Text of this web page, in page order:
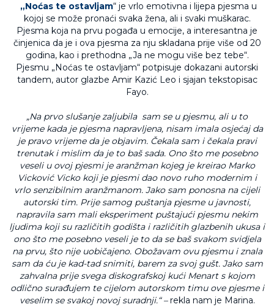
„Noćas te ostavljam“ je vrlo emotivna i lijepa pjesma u
kojoj se može pronaći svaka žena, ali i svaki muškarac.
Pjesma koja na prvu pogađa u emocije, a interesantna je
činjenica da je i ova pjesma za nju skladana prije više od 20
godina, kao i prethodna „Ja ne mogu više bez tebe“.
Pjesmu „Noćas te ostavljam“ potpisuje dokazani autorski
tandem, autor glazbe Amir Kazić Leo i sjajan tekstopisac
Fayo.
„Na prvo slušanje zaljubila sam se u pjesmu, ali u to
vrijeme kada je pjesma napravljena, nisam imala osjećaj da
je pravo vrijeme da je objavim. Čekala sam i čekala pravi
trenutak i mislim da je to baš sada. Ono što me posebno
veseli u ovoj pjesmi je aranžman kojeg je kreirao Marko
Vicković Vicko koji je pjesmi dao novo ruho modernim i
vrlo senzibilnim aranžmanom. Jako sam ponosna na cijeli
autorski tim. Prije samog puštanja pjesme u javnosti,
napravila sam mali eksperiment puštajući pjesmu nekim
ljudima koji su različitih godišta i različitih glazbenih ukusa i
ono što me posebno veseli je to da se baš svakom svidjela
na prvu, što nije uobičajeno. Obožavam ovu pjesmu i znala
sam da ću je kad-tad snimiti, barem za svoj gušt. Jako sam
zahvalna prije svega diskografskoj kući Menart s kojom
odlično surađujem te cijelom autorskom timu ove pjesme i
veselim se svakoj novoj suradnji.“ –rekla nam je Marina.